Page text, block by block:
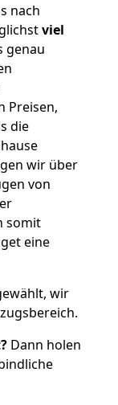
nach
viel
genau
Preisen,
die
wir über
von
somit
eine
wir
Dann holen